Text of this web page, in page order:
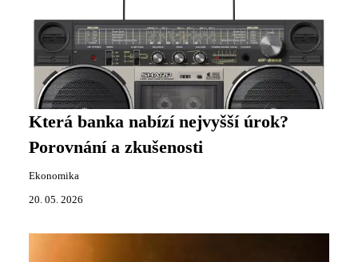
Která banka nabízí nejvyšší úrok?
Porovnání a zkušenosti
Ekonomika
20. 05. 2026